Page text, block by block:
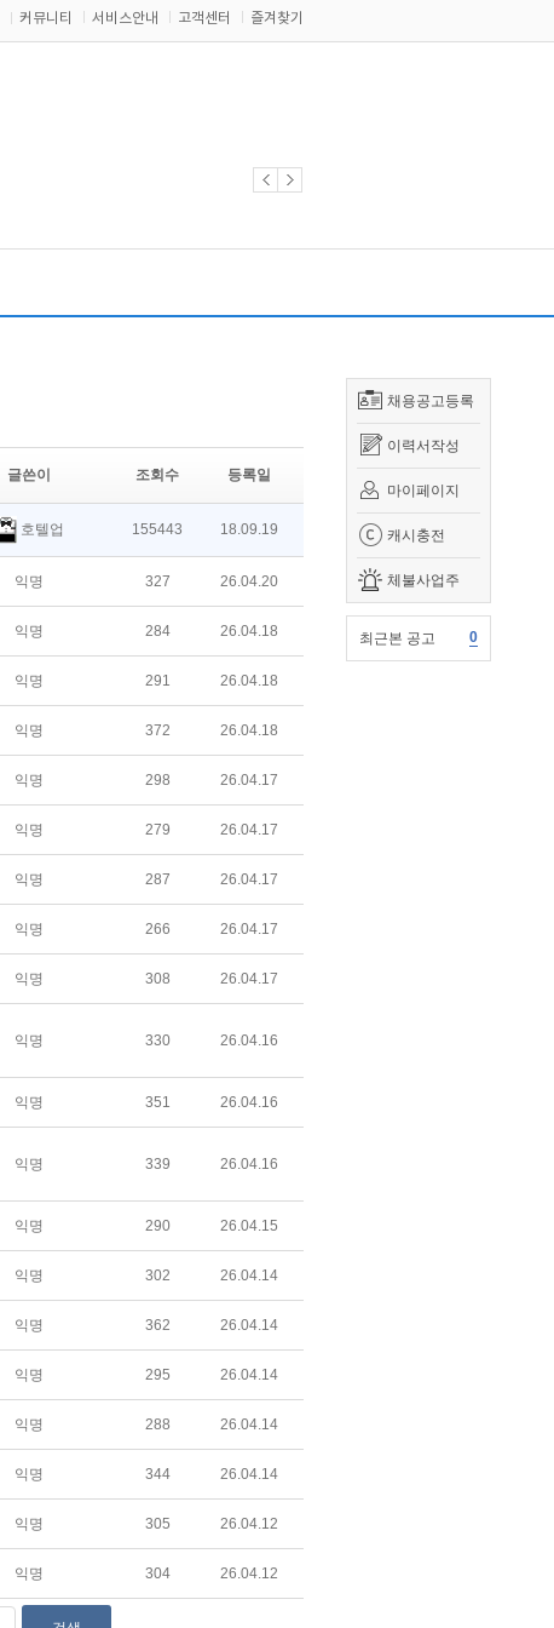
커뮤니티 서비스안내 고객센터 즐겨찾기
채용공고등록
이력서작성
마이페이지
캐시충전
체불사업주
최근본 공고 0
글쓴이 조회수 등록일
호텔업 155443 18.09.19
익명 327 26.04.20
익명 284 26.04.18
익명 291 26.04.18
익명 372 26.04.18
익명 298 26.04.17
익명 279 26.04.17
익명 287 26.04.17
익명 266 26.04.17
익명 308 26.04.17
익명 330 26.04.16
익명 351 26.04.16
익명 339 26.04.16
익명 290 26.04.15
익명 302 26.04.14
익명 362 26.04.14
익명 295 26.04.14
익명 288 26.04.14
익명 344 26.04.14
익명 305 26.04.12
익명 304 26.04.12